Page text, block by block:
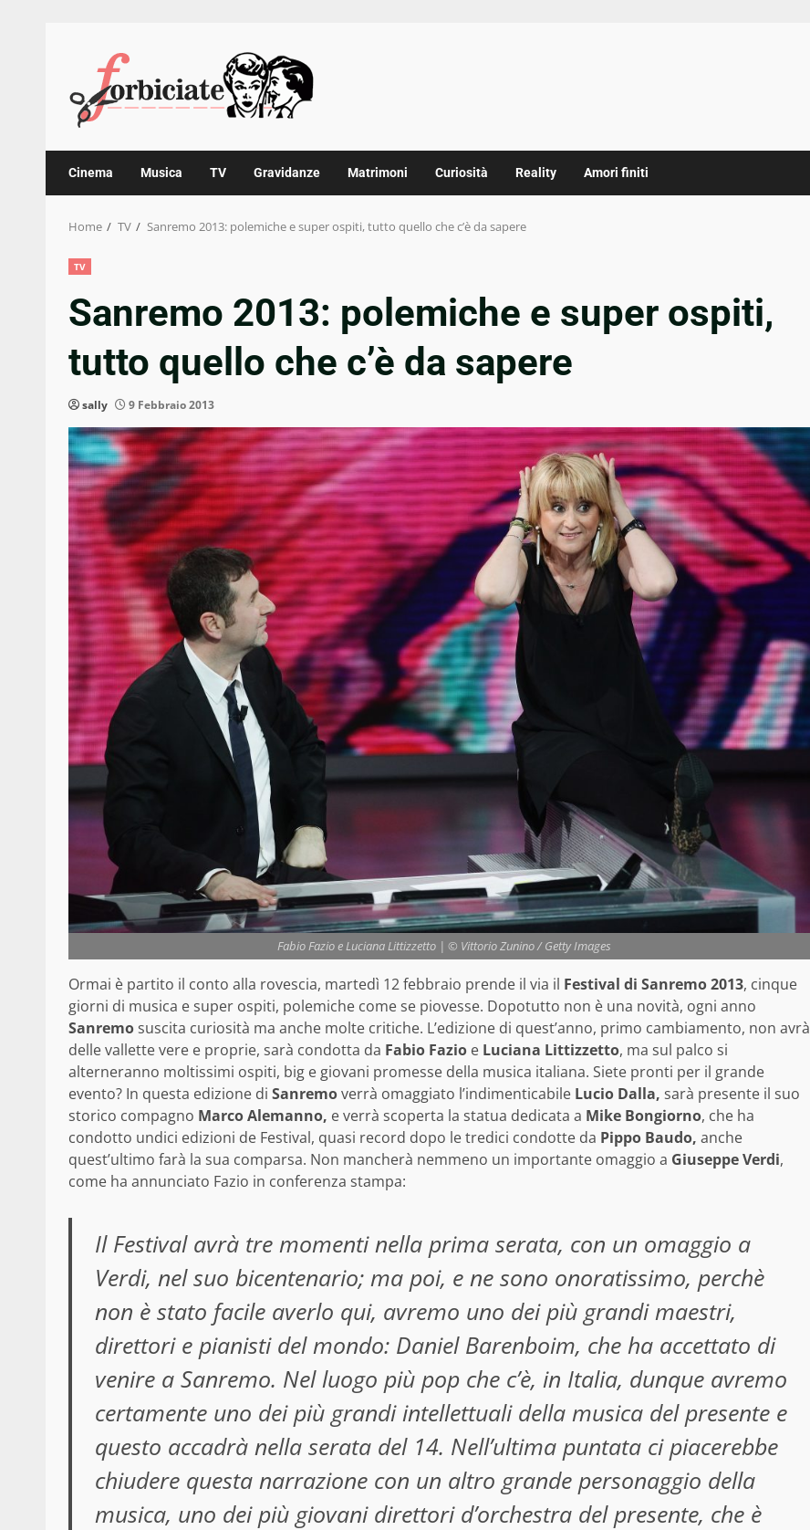
content
Cinema Musica TV Gravidanze Matrimoni Curiosità Reality Amori finiti
Home TV Sanremo 2013: polemiche e super ospiti, tutto quello che c’è da sapere
TV
Sanremo 2013: polemiche e super ospiti,
tutto quello che c’è da sapere
sally 9 Febbraio 2013
Fabio Fazio e Luciana Littizzetto | © Vittorio Zunino / Getty Images
Ormai è partito il conto alla rovescia, martedì 12 febbraio prende il via il Festival di Sanremo 2013, cinque
giorni di musica e super ospiti, polemiche come se piovesse. Dopotutto non è una novità, ogni anno
Sanremosuscita curiosità ma anche molte critiche. L’edizione di quest’anno, primo cambiamento, non avrà
delle vallette vere e proprie, sarà condotta da Fabio Fazio e Luciana Littizzetto, ma sul palco si
alterneranno moltissimi ospiti, big e giovani promesse della musica italiana. Siete pronti per il grande
evento? In questa edizione di Sanremoverrà omaggiato l’indimenticabile Lucio Dalla, sarà presente il suo
storico compagno Marco Alemanno, e verrà scoperta la statua dedicata a Mike Bongiorno, che ha
condotto undici edizioni de Festival, quasi record dopo le tredici condotte da Pippo Baudo, anche
quest’ultimo farà la sua comparsa. Non mancherà nemmeno un importante omaggio a Giuseppe Verdi,
come ha annunciato Fazio in conferenza stampa:
Il Festival avrà tre momenti nella prima serata, con un omaggio a
Verdi, nel suo bicentenario; ma poi, e ne sono onoratissimo, perchè
non è stato facile averlo qui, avremo uno dei più grandi maestri,
direttori e pianisti del mondo: Daniel Barenboim, che ha accettato di
venire a Sanremo. Nel luogo più pop che c’è, in Italia, dunque avremo
certamente uno dei più grandi intellettuali della musica del presente e
questo accadrà nella serata del 14. Nell’ultima puntata ci piacerebbe
chiudere questa narrazione con un altro grande personaggio della
musica, uno dei più giovani direttori d’orchestra del presente, che è